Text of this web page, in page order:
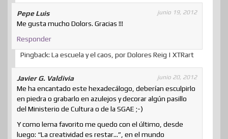
Pepe Luis junio 19, 2012
Me gusta mucho Dolors. Gracias !!!
Responder
Pingback: La escuela y el caos, por Dolores Reig | XTRart
Javier G. Valdivia junio 20, 2012
Me ha encantado este hexadecálogo, deberían esculpirlo
en piedra o grabarlo en azulejos y decorar algún pasillo
del Ministerio de Cultura o de la SGAE ;-)
Y como lema favorito me quedo con el último, desde
luego: “La creatividad es restar…”, en el mundo